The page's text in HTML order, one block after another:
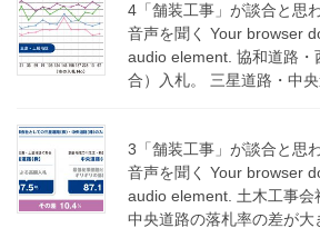
4「舗装工事」が談合と思
音声を聞く Your browser
audio element. 協和道路・
合）入札。 三星道路・中
3「舗装工事」が談合と思
音声を聞く Your browser
audio element. 土木工事会
中央道路の落札率の差が